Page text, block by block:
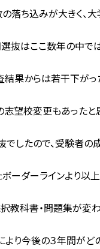
落ち込みが大きく、
抜はここ数年の中で
果からは若干下がっ
望校変更もあったと
したので、受験者の
ーダーラインより以
教科書・問題集が変わ
り今後の３年間がど